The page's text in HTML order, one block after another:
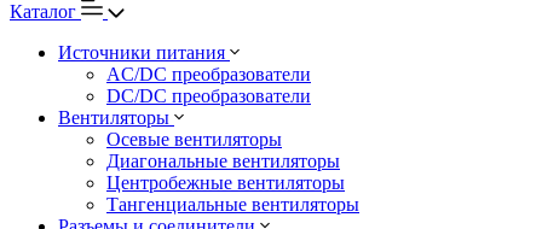
Каталог
Источники питания
AC/DC преобразователи
DC/DC преобразователи
Вентиляторы
Осевые вентиляторы
Диагональные вентиляторы
Центробежные вентиляторы
Тангенциальные вентиляторы